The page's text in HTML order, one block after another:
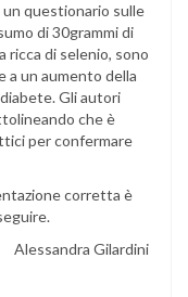
un questionario sulle
di 30grammi di
ricca di selenio, sono
a un aumento della
Gli autori
che è
per confermare
corretta è
Alessandra Gilardini